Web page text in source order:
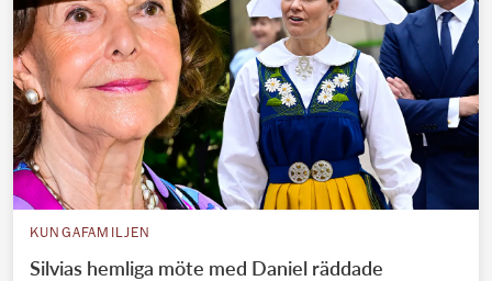
KUNGAFAMILJEN
Silvias hemliga möte med Daniel räddade